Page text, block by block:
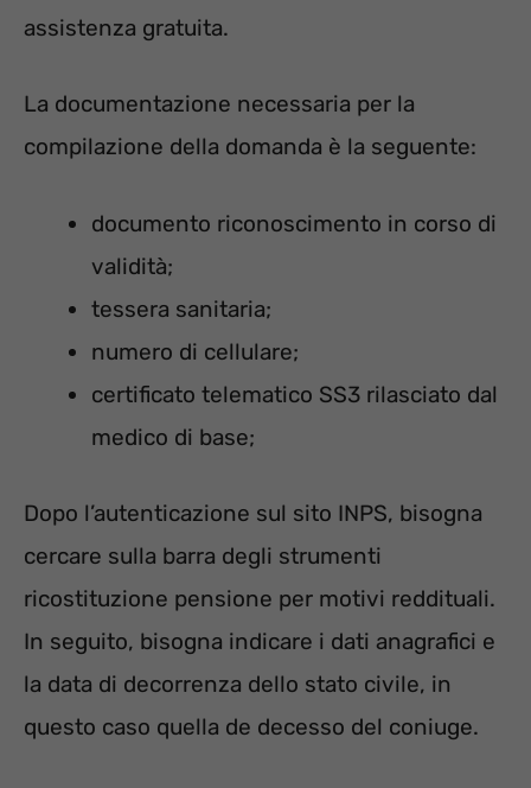
assistenza gratuita.
La documentazione necessaria per la
compilazione della domanda è la seguente:
documento riconoscimento in corso di
validità;
tessera sanitaria;
numero di cellulare;
certificato telematico SS3 rilasciato dal
medico di base;
Dopo l’autenticazione sul sito INPS, bisogna
cercare sulla barra degli strumenti
ricostituzione pensione per motivi reddituali.
In seguito, bisogna indicare i dati anagrafici e
la data di decorrenza dello stato civile, in
questo caso quella de decesso del coniuge.